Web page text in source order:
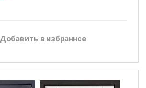
Добавить в избранное